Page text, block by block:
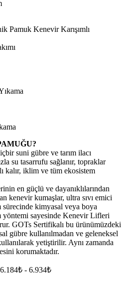
Pamuk Kenevir Karışımlı
suni gübre ve tarım ilacı
su tasarrufu sağlanır, topraklar
kalır, iklim ve tüm ekosistem
en güçlü ve dayanıklılarından
kenevir kumaşlar, ultra sıvı emici
kimyasal veya boya
yöntemi sayesinde Kenevir Lifleri
GOTs Sertifikalı bu ürünümüzdeki
gübre kullanılmadan ve geleneksel
yetiştirilir. Aynı zamanda
korumaktadır.
6.184₺ - 6.934₺